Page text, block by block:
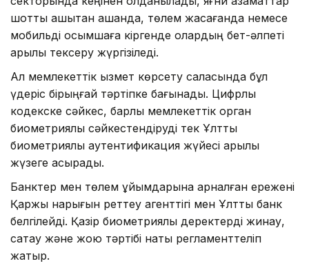
шотты қашықтан ашқанда, төлем жасағанда немесе
мобильді қосымшаға кіргенде олардың бет-әлпеті
арқылы тексеру жүргізіледі.
Ал мемлекеттік қызмет көрсету саласында бұл
үдеріс бірыңғай тәртіпке бағынады. Цифрлық
кодекске сәйкес, барлық мемлекеттік орган
биометриялық сәйкестендіруді тек Ұлттық
биометриялық аутентификация жүйесі арқылы
жүзеге асырады.
Банктер мен төлем ұйымдарына арналған ережені
Қаржы нарығын реттеу агенттігі мен Ұлттық банк
белгілейді. Қазір биометриялық деректерді жинау,
сақтау және жою тәртібі нақты регламенттеліп
жатыр.